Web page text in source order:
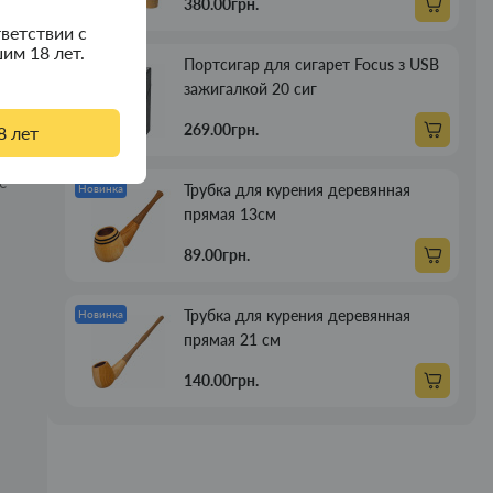
с
18 лет.
лет
380.00грн.
Новинка
Портсигар для сигарет Focus з USB
зажигалкой 20 сиг
269.00грн.
Новинка
Трубка для курения деревянная
прямая 13см
89.00грн.
Новинка
Трубка для курения деревянная
прямая 21 см
140.00грн.